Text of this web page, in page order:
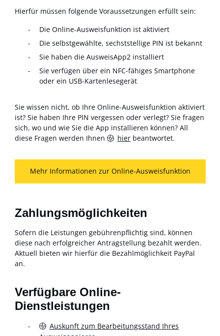
Hierfür müssen folgende Voraussetzungen erfüllt sein:
Die Online-Ausweisfunktion ist aktiviert
Die selbstgewählte, sechststellige PIN ist bekannt
Sie haben die AusweisApp2 installiert
Sie verfügen über ein NFC-fähiges Smartphone
oder ein USB-Kartenlesegerät
Sie wissen nicht, ob Ihre Online-Ausweisfunktion aktiviert
ist? Sie haben Ihre PIN vergessen oder verlegt? Sie fragen
sich, wo und wie Sie die App installieren können? All
diese Fragen werden Ihnen
hier beantwortet.
Mehr Informationen zur Online-Ausweisfunktion
Zahlungsmöglichkeiten
Sofern die Leistungen gebührenpflichtig sind, können
diese nach erfolgreicher Antragstellung bezahlt werden.
Aktuell bieten wir hierfür die Bezahlmöglichkeit PayPal
an.
Verfügbare Online-
Dienstleistungen
Auskunft zum Bearbeitungsstand Ihres